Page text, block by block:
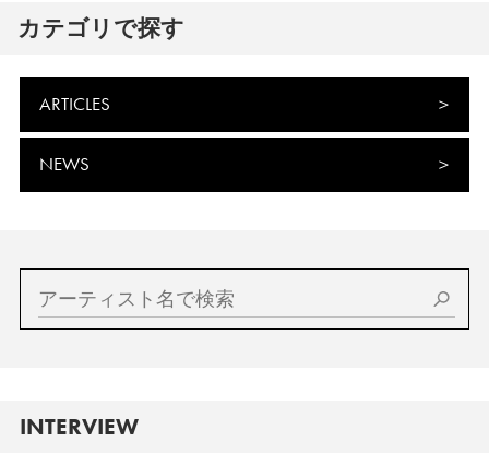
カテゴリで探す
ARTICLES
NEWS
INTERVIEW